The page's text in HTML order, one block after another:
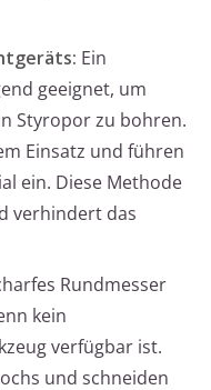
Ein
geeignet, um
Styropor zu bohren.
Einsatz und führen
ein. Diese Methode
verhindert das
Rundmesser
kein
verfügbar ist.
und schneiden